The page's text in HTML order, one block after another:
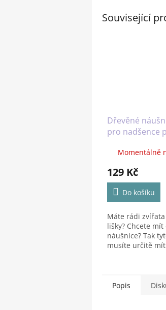
Související
Dřevěné
pro nadšence
Momentálně
129 Kč
Do košíku
Máte rádi
lišky? Chcete
náušnice? Tak
musíte určitě
Popis